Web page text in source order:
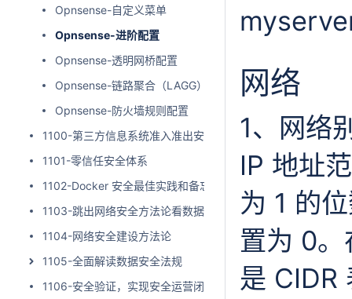
Opnsense-自定义菜单
Opnsense-进阶配置
Opnsense-透明网桥配置
Opnsense-链路聚合（LAGG）配置
Opnsense-防火墙规则配置
1100-第三方信息系统准入准出安全操作手册
1101-零信任安全体系
1102-Docker 安全最佳实践和备忘单
1103-跳出网络安全方法论看数据安全
1104-网络安全建设方法论
1105-全面解读数据安全法规
1106-安全验证，实现安全运营闭环实践
网络
1、网络
IP 地址
为 1 的
置为 0
是 CIDR